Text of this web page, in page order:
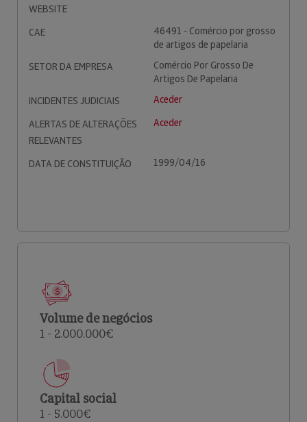
WEBSITE
CAE
46491 - Comércio por grosso
de artigos de papelaria
SETOR DA EMPRESA
Comércio Por Grosso De
Artigos De Papelaria
INCIDENTES JUDICIAIS
Aceder
ALERTAS DE ALTERAÇÕES
RELEVANTES
Aceder
DATA DE CONSTITUIÇÃO 1999/04/16
Volume de negócios
1 - 2.000.000€
Capital social
1 - 5.000€